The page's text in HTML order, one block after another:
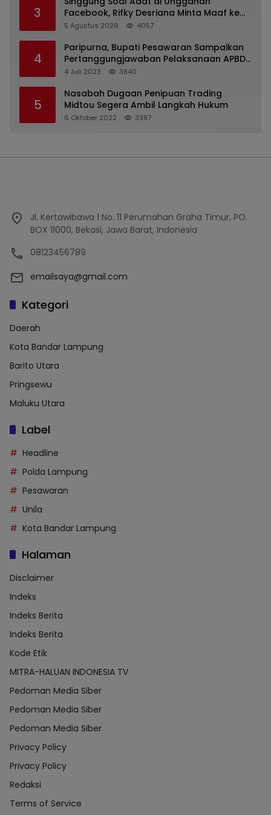
3
Facebook, Rifky Desriana Minta Maaf ke
PDA dan Bupati Kubar
5 Agustus 2026 4057
4
Paripurna, Bupati Pesawaran Sampaikan
Pertanggungjawaban Pelaksanaan APBD
2022
4 Juli 2023 3840
5
Nasabah Dugaan Penipuan Trading
Midtou Segera Ambil Langkah Hukum
6 Oktober 2022 3397
Jl. Kertawibawa 1 No. 11 Perumahan Graha Timur, PO.
BOX 11000, Bekasi, Jawa Barat, Indonesia
08123456789
emailsaya@gmail.com
Kategori
Daerah
Kota Bandar Lampung
Barito Utara
Pringsewu
Maluku Utara
Label
Headline
Polda Lampung
Pesawaran
Unila
Kota Bandar Lampung
Halaman
Disclaimer
Indeks
Indeks Berita
Indeks Berita
Kode Etik
MITRA-HALUAN INDONESIA TV
Pedoman Media Siber
Pedoman Media Siber
Pedoman Media Siber
Privacy Policy
Privacy Policy
Redaksi
Terms of Service